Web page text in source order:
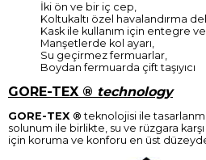
İki ön ve bir iç cep,
Koltukaltı özel havalandırma
Kask ile kullanım için entegre
Manşetlerde kol ayarı,
Su geçirmez fermuarlar,
Boydan fermuarda çift taşıyıcı
GORE-TEX ® technology
GORE-TEX ® teknolojisi ile
solunum ile birlikte, su ve rüzgara
için koruma ve konforu en üst